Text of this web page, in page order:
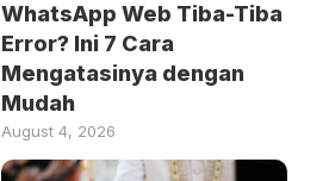
WhatsApp Web Tiba-Tiba
Error? Ini 7 Cara
Mengatasinya dengan
Mudah
August 4, 2026